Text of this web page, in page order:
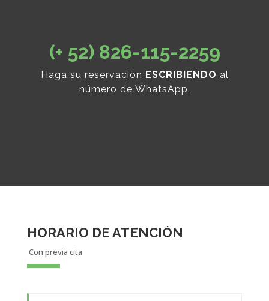
(+ 52) 826-115-2259
Haga su reservación ESCRIBIENDO al
número de WhatsApp.
HORARIO DE ATENCIÓN
Con previa cita